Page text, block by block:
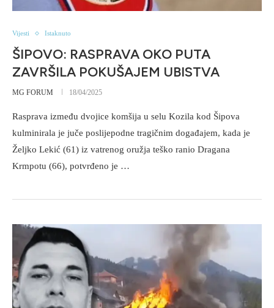
Vijesti Istaknuto
ŠIPOVO: RASPRAVA OKO PUTA
ZAVRŠILA POKUŠAJEM UBISTVA
MG FORUM 18/04/2025
Rasprava između dvojice komšija u selu Kozila kod Šipova
kulminirala je juče poslijepodne tragičnim događajem, kada je
Željko Lekić (61) iz vatrenog oružja teško ranio Dragana
Krmpotu (66), potvrđeno je …